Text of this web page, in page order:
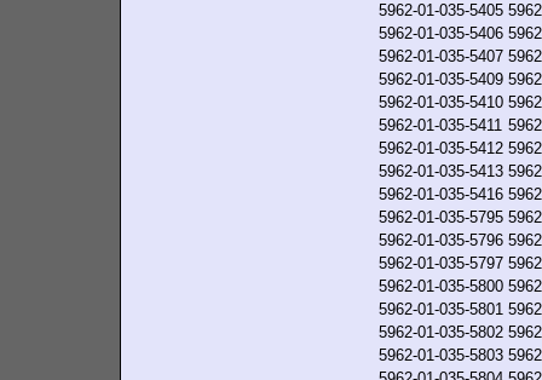
5962-01-035-5405
5962-01-035-5406
5962-01-035-5407
5962-01-035-5409
5962-01-035-5410
5962-01-035-5411
5962-01-035-5412
5962-01-035-5413
5962-01-035-5416
5962-01-035-5795
5962-01-035-5796
5962-01-035-5797
5962-01-035-5800
5962-01-035-5801
5962-01-035-5802
5962-01-035-5803